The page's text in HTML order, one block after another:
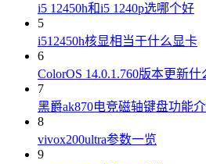
i5 12450h和i5 1240p选哪个好
5
i512450h核显相当于什么显卡
6
ColorOS 14.0.1.760版本更新什
7
黑爵ak870电竞磁轴键盘功能
8
vivox200ultra参数一览
9